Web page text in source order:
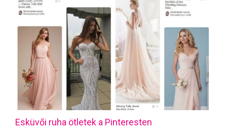
Esküvői ruha ötletek a Pinteresten